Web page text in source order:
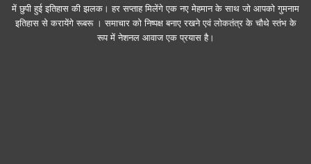
में छुपी हुई इतिहास की झलक। हर सप्ताह मिलेंगे एक नए मेहमान के साथ जो आपको गुमनाम
इतिहास से करायेंगे रूबरू । समाचार को निष्पक्ष बनाए रखने एवं लोकतंत्र के चौथे स्तंभ के
रूप में नेशनल आवाज एक प्रयास है।